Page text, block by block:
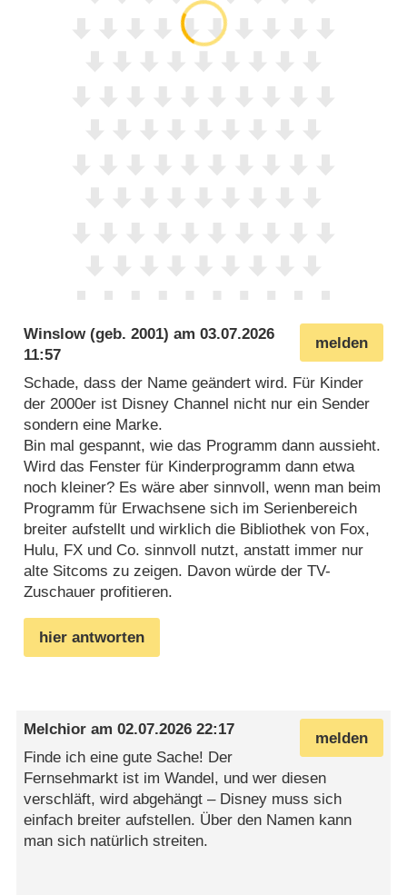
melden
Winslow(geb. 2001) am03.07.2026
11:57
Schade, dass der Name geändert wird. Für Kinder
der 2000er ist Disney Channel nicht nur ein Sender
sondern eine Marke.
Bin mal gespannt, wie das Programm dann aussieht.
Wird das Fenster für Kinderprogramm dann etwa
noch kleiner? Es wäre aber sinnvoll, wenn man beim
Programm für Erwachsene sich im Serienbereich
breiter aufstellt und wirklich die Bibliothek von Fox,
Hulu, FX und Co. sinnvoll nutzt, anstatt immer nur
alte Sitcoms zu zeigen. Davon würde der TV-
Zuschauer profitieren.
hier antworten
melden
Melchior am02.07.2026 22:17
Finde ich eine gute Sache! Der
Fernsehmarkt ist im Wandel, und wer diesen
verschläft, wird abgehängt – Disney muss sich
einfach breiter aufstellen. Über den Namen kann
man sich natürlich streiten.